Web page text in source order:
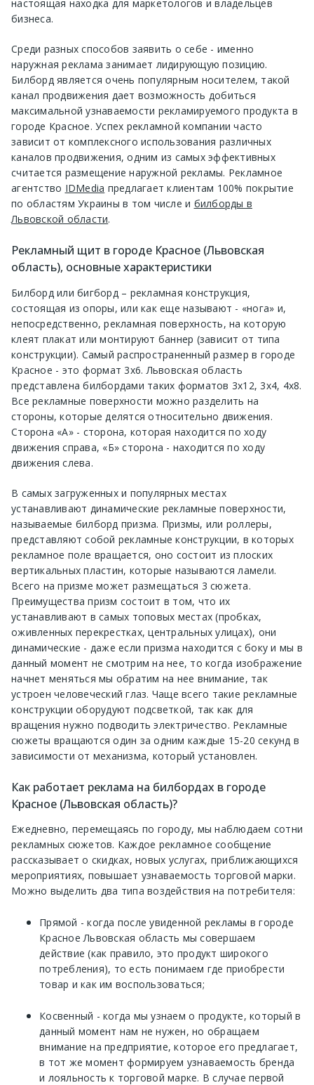
настоящая находка для маркетологов и владельцев
бизнеса.
Среди разных способов заявить о себе - именно
наружная реклама занимает лидирующую позицию.
Билборд является очень популярным носителем, такой
канал продвижения дает возможность добиться
максимальной узнаваемости рекламируемого продукта в
городе Красное. Успех рекламной компании часто
зависит от комплексного использования различных
каналов продвижения, одним из самых эффективных
считается размещение наружной рекламы. Рекламное
агентство IDMedia предлагает клиентам 100% покрытие
по областям Украины в том числе и билборды в
Львовской области.
Рекламный щит в городе Красное (Львовская
область), основные характеристики
Билборд или бигборд – рекламная конструкция,
состоящая из опоры, или как еще называют - «нога» и,
непосредственно, рекламная поверхность, на которую
клеят плакат или монтируют баннер (зависит от типа
конструкции). Самый распространенный размер в городе
Красное - это формат 3х6. Львовская область
представлена билбордами таких форматов 3х12, 3х4, 4х8.
Все рекламные поверхности можно разделить на
стороны, которые делятся относительно движения.
Сторона «А» - сторона, которая находится по ходу
движения справа, «Б» сторона - находится по ходу
движения слева.
В самых загруженных и популярных местах
устанавливают динамические рекламные поверхности,
называемые билборд призма. Призмы, или роллеры,
представляют собой рекламные конструкции, в которых
рекламное поле вращается, оно состоит из плоских
вертикальных пластин, которые называются ламели.
Всего на призме может размещаться 3 сюжета.
Преимущества призм состоит в том, что их
устанавливают в самых топовых местах (пробках,
оживленных перекрестках, центральных улицах), они
динамические - даже если призма находится с боку и мы в
данный момент не смотрим на нее, то когда изображение
начнет меняться мы обратим на нее внимание, так
устроен человеческий глаз. Чаще всего такие рекламные
конструкции оборудуют подсветкой, так как для
вращения нужно подводить электричество. Рекламные
сюжеты вращаются один за одним каждые 15-20 секунд в
зависимости от механизма, который установлен.
Как работает реклама на билбордах в городе
Красное (Львовская область)?
Ежедневно, перемещаясь по городу, мы наблюдаем сотни
рекламных сюжетов. Каждое рекламное сообщение
рассказывает о скидках, новых услугах, приближающихся
мероприятиях, повышает узнаваемость торговой марки.
Можно выделить два типа воздействия на потребителя:
Прямой - когда после увиденной рекламы в городе
Красное Львовская область мы совершаем
действие (как правило, это продукт широкого
потребления), то есть понимаем где приобрести
товар и как им воспользоваться;
Косвенный - когда мы узнаем о продукте, который в
данный момент нам не нужен, но обращаем
внимание на предприятие, которое его предлагает,
в тот же момент формируем узнаваемость бренда
и лояльность к торговой марке. В случае первой